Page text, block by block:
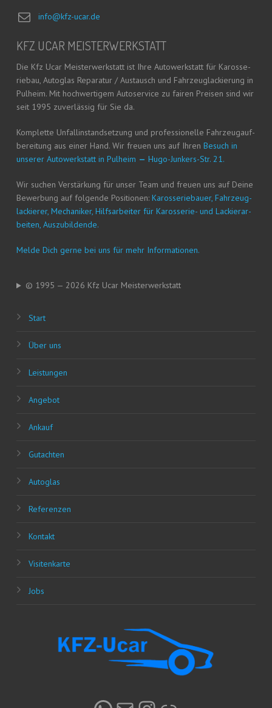
info@kfz-ucar.de
KFZ UCAR MEISTERWERKSTATT
Die Kfz Ucar Meis­ter­werk­statt ist Ihre Auto­werk­statt für Karos­se­
rie­bau, Auto­glas Repa­ra­tur / Aus­tausch und Fahr­zeug­la­ckie­rung in
Pul­heim. Mit hoch­wer­ti­gem Auto­ser­vice zu fai­ren Prei­sen sind wir
seit 1995 zuver­läs­sig für Sie da.
Kom­plet­te Unfall­in­stand­set­zung und pro­fes­sio­nel­le Fahr­zeug­auf­
be­rei­tung aus einer Hand. Wir freu­en uns auf Ihren Besuch in
unse­rer Auto­werk­statt in Pul­heim — Hugo-Jun­kers-Str. 21.
Wir suchen Ver­stär­kung für unser Team und freu­en uns auf Dei­ne
Bewer­bung auf fol­gen­de Posi­tio­nen: Karos­se­rie­bau­er, Fahr­zeug­
la­ckie­rer, Mecha­ni­ker, Hilfs­ar­bei­ter für Karos­se­rie- und Lackier­ar­
bei­ten, Auszubildende.
Mel­de Dich ger­ne bei uns für mehr Informationen.
© 1995 — 2026 Kfz Ucar Meisterwerkstatt
Start
Über uns
Leis­tun­gen
Ange­bot
Ankauf
Gut­ach­ten
Auto­glas
Refe­ren­zen
Kon­takt
Visi­ten­kar­te
Jobs